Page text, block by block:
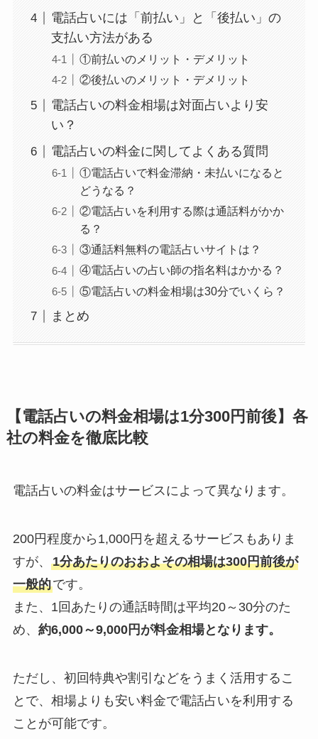
電話占いには「前払い」と「後払い」の
支払い方法がある
①前払いのメリット・デメリット
②後払いのメリット・デメリット
電話占いの料金相場は対面占いより安
い？
電話占いの料金に関してよくある質問
①電話占いで料金滞納・未払いになると
どうなる？
②電話占いを利用する際は通話料がかか
る？
③通話料無料の電話占いサイトは？
④電話占いの占い師の指名料はかかる？
⑤電話占いの料金相場は30分でいくら？
まとめ
【電話占いの料金相場は1分300円前後】各
社の料金を徹底比較
電話占いの料金はサービスによって異なります。
200円程度から1,000円を超えるサービスもありま
すが、 1分あたりのおおよその相場は300円前後が
一般的です。
また、1回あたりの通話時間は平均20～30分のた
め、 約6,000～9,000円が料金相場となります。
ただし、初回特典や割引などをうまく活用するこ
とで、相場よりも安い料金で電話占いを利用する
ことが可能です。